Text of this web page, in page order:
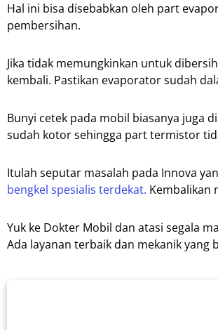
Hal ini bisa disebabkan oleh part
pembersihan.
Jika tidak memungkinkan untuk
kembali. Pastikan evaporator sudah
Bunyi cetek pada mobil biasanya juga
sudah kotor sehingga part termistor
Itulah seputar masalah pada Innova
bengkel spesialis terdekat. Kembalikan
Yuk ke Dokter Mobil dan atasi segala
Ada layanan terbaik dan mekanik yang